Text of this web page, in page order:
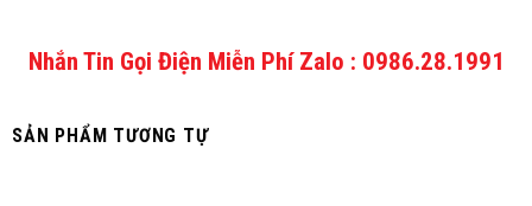
Nhắn Tin Gọi Điện Miễn Phí Zalo : 0986.28.1991
SẢN PHẨM TƯƠNG TỰ